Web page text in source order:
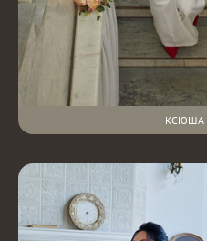
КСЮША